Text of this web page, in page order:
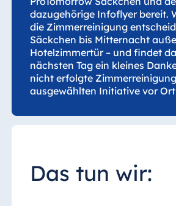
Hotel Plaza
Tirana
Resort Marina
Bay
Bulgarien
Hotel Amelia
dazugehörige Infoflyer bereit.
die Zimmerreinigung
Säckchen bis Mitternacht
Hotelzimmertür – und findet
nächsten Tag ein kleines
nicht erfolgte
ausgewählten Initiative vor
Das tun wir: